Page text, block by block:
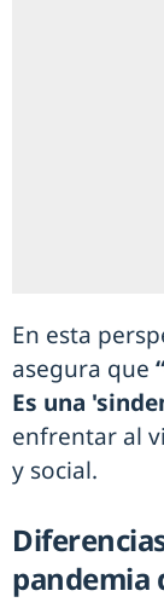
En esta
asegura que
Es una
enfrentar al
y social.
pandemia